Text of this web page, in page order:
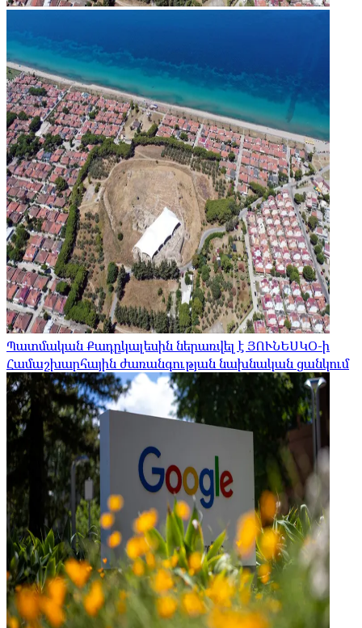
Պատմական Քադըկալեսին ներառվել է ՅՈՒՆԵՍԿՕ-ի
Համաշխարհային ժառանգության նախնական ցանկում